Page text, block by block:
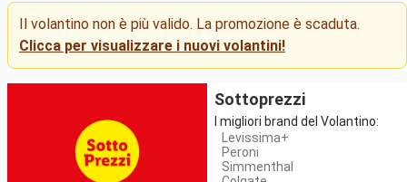
Il volantino non è più valido. La promozione è scaduta.
Clicca per visualizzare i nuovi volantini!
Sottoprezzi
I migliori brand del Volantino:
Levissima+
Peroni
Simmenthal